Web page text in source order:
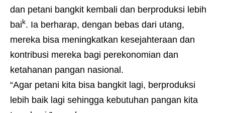
dan petani bangkit kembali dan berproduksi lebih
bai k. Ia berharap, dengan bebas dari utang,
mereka bisa meningkatkan kesejahteraan dan
kontribusi mereka bagi perekonomian dan
ketahanan pangan nasional.
“Agar petani kita bisa bangkit lagi, berproduksi
lebih baik lagi sehingga kebutuhan pangan kita